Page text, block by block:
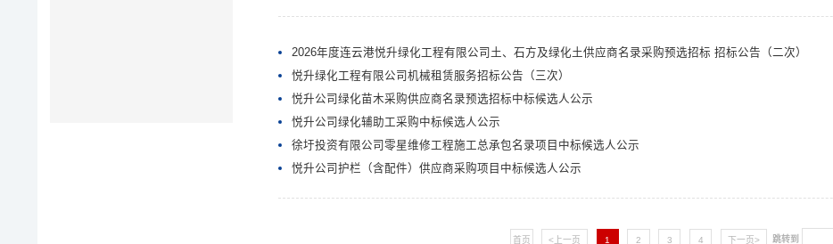
2026年度连云港悦升绿化工程有限公司土、石方及绿化土供应商名录采购预选招标 招标公告（二次）
悦升绿化工程有限公司机械租赁服务招标公告（三次）
悦升公司绿化苗木采购供应商名录预选招标中标候选人公示
悦升公司绿化辅助工采购中标候选人公示
徐圩投资有限公司零星维修工程施工总承包名录项目中标候选人公示
悦升公司护栏（含配件）供应商采购项目中标候选人公示
首页 <上一页 1 2 3 4 下一页> 跳转到